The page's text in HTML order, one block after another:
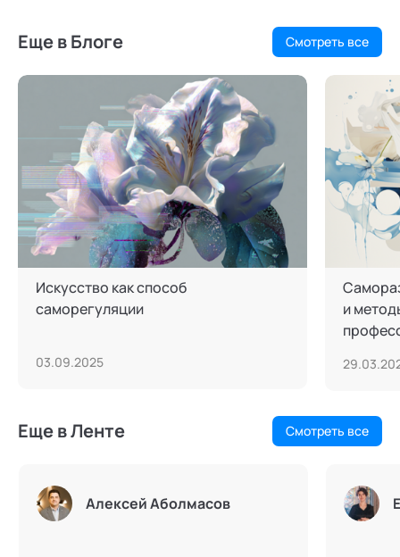
Еще в Блоге Смотреть все
Искусство как способ
саморегуляции
03.09.2025
и
Еще в Ленте Смотреть все
Алексей Аболмасов